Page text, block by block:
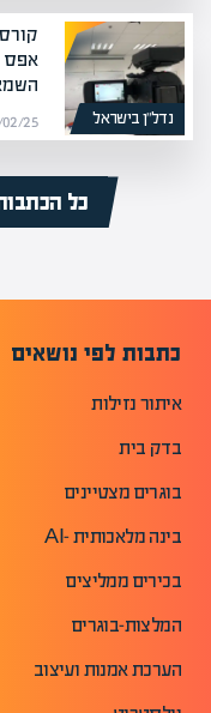
נדל”ן בישראל
אפס
13/02/25 (ט״ו שבט
כל
כתבות לפי נושאים
איתור נזילות
בדק בית
בוגרים מצטיינים
בינה מלאכותית -AI
בכירים ממליצים
המלצות-בוגרים
הערכת אמנות ועיצוב